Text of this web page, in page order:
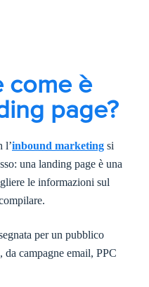
come è
page?
l’inbound marketing si
una landing page è una
le informazioni sul
per un pubblico
da campagne email, PPC